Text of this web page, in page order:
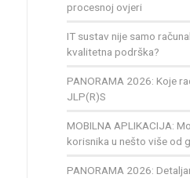
procesnoj ovjeri
IT sustav nije samo
kvalitetna podrška?
PANORAMA 2026: Koje
JLP(R)S
MOBILNA APLIKACIJA:
korisnika u nešto više od
PANORAMA 2026: